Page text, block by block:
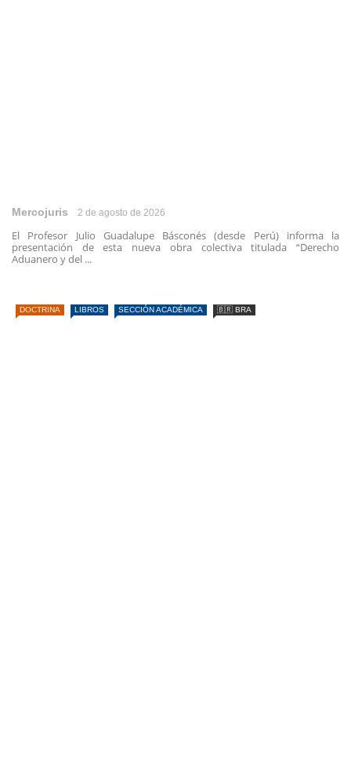
Mercojuris 2 de agosto de 2026
El Profesor Julio Guadalupe Básconés (desde Perú) informa la
presentación de esta nueva obra colectiva titulada “Derecho
Aduanero y del ...
DOCTRINA LIBROS SECCIÓN ACADÉMICA 🇧🇷 BRA